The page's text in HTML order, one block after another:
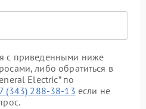
с приведенными ниже
либо обратиться в
Electric” по
(343) 288-38-13 если не